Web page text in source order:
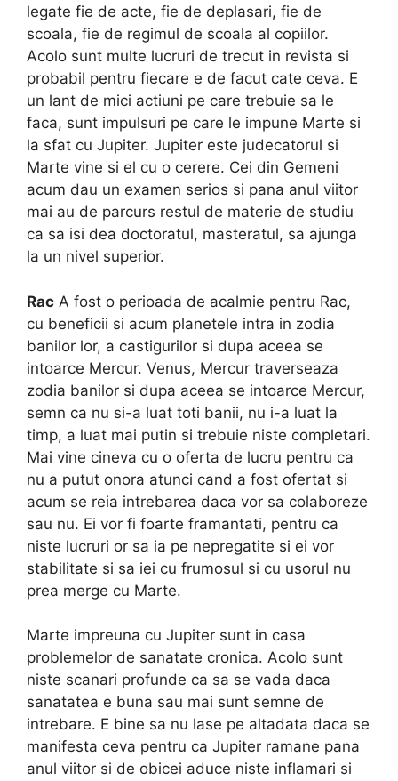
legate fie de acte, fie de deplasari, fie de
scoala, fie de regimul de scoala al copiilor.
Acolo sunt multe lucruri de trecut in revista si
probabil pentru fiecare e de facut cate ceva. E
un lant de mici actiuni pe care trebuie sa le
faca, sunt impulsuri pe care le impune Marte si
la sfat cu Jupiter. Jupiter este judecatorul si
Marte vine si el cu o cerere. Cei din Gemeni
acum dau un examen serios si pana anul viitor
mai au de parcurs restul de materie de studiu
ca sa isi dea doctoratul, masteratul, sa ajunga
la un nivel superior.
Rac A fost o perioada de acalmie pentru Rac,
cu beneficii si acum planetele intra in zodia
banilor lor, a castigurilor si dupa aceea se
intoarce Mercur. Venus, Mercur traverseaza
zodia banilor si dupa aceea se intoarce Mercur,
semn ca nu si-a luat toti banii, nu i-a luat la
timp, a luat mai putin si trebuie niste completari.
Mai vine cineva cu o oferta de lucru pentru ca
nu a putut onora atunci cand a fost ofertat si
acum se reia intrebarea daca vor sa colaboreze
sau nu. Ei vor fi foarte framantati, pentru ca
niste lucruri or sa ia pe nepregatite si ei vor
stabilitate si sa iei cu frumosul si cu usorul nu
prea merge cu Marte.
Marte impreuna cu Jupiter sunt in casa
problemelor de sanatate cronica. Acolo sunt
niste scanari profunde ca sa se vada daca
sanatatea e buna sau mai sunt semne de
intrebare. E bine sa nu lase pe altadata daca se
manifesta ceva pentru ca Jupiter ramane pana
anul viitor si de obicei aduce niste inflamari si